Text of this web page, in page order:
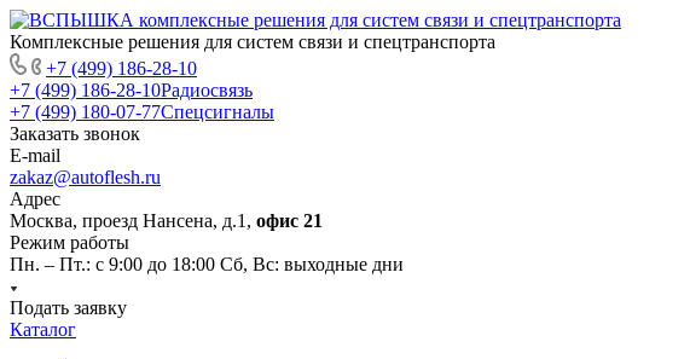
Комплексные решения для систем связи и спецтранспорта
+7 (499) 186-28-10
+7 (499) 186-28-10Радиосвязь
+7 (499) 180-07-77Спецсигналы
Заказать звонок
E-mail
zakaz@autoflesh.ru
Адрес
Москва, проезд Нансена, д.1, офис 21
Режим работы
Пн. – Пт.: с 9:00 до 18:00 Cб, Вс: выходные дни
Подать заявку
Каталог